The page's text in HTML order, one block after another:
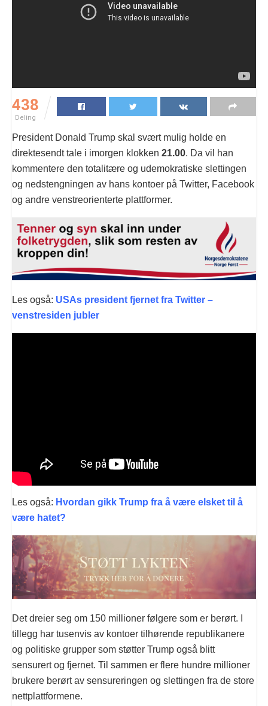
438
Deling
President Donald Trump skal svært mulig holde en
direktesendt tale i imorgen klokken 21.00. Da vil han
kommentere den totalitære og udemokratiske slettingen
og nedstengningen av hans kontoer på Twitter, Facebook
og andre venstreorienterte plattformer.
Les også: USAs president fjernet fra Twitter –
venstresiden jubler
Les også: Hvordan gikk Trump fra å være elsket til å
være hatet?
Det dreier seg om 150 millioner følgere som er berørt. I
tillegg har tusenvis av kontoer tilhørende republikanere
og politiske grupper som støtter Trump også blitt
sensurert og fjernet. Til sammen er flere hundre millioner
brukere berørt av sensureringen og slettingen fra de store
nettplattformene.